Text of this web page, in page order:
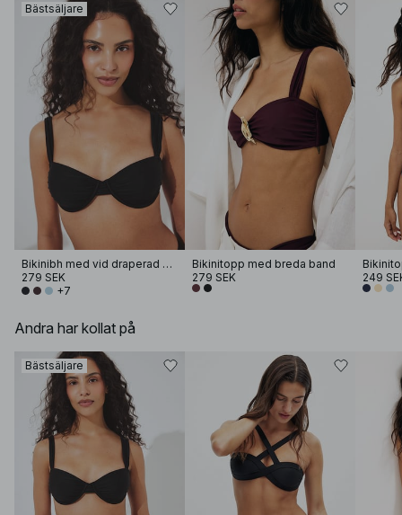
Bästsäljare
Bikinibh med vid draperad bygel
279 SEK
+7
Bikinitopp med breda band
279 SEK
249
Andra har kollat på
Bästsäljare